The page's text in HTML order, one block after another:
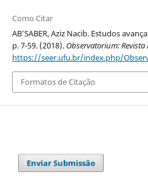
Como Citar
AB’SABER, Aziz Nacib. Estudos
p. 7-59. (2018). Observatorium:
https://seer.ufu.br/index.php/
Formatos de Citação
Enviar Submissão